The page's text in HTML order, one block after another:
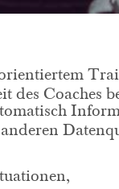
des Coaches